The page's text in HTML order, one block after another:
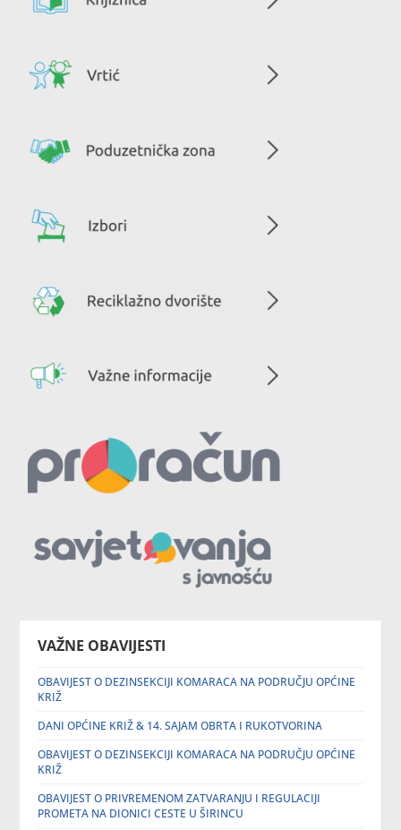
VAŽNE OBAVIJESTI
OBAVIJEST O DEZINSEKCIJI KOMARACA NA PODRUČJU OPĆINE
KRIŽ
DANI OPĆINE KRIŽ & 14. SAJAM OBRTA I RUKOTVORINA
OBAVIJEST O DEZINSEKCIJI KOMARACA NA PODRUČJU OPĆINE
KRIŽ
OBAVIJEST O PRIVREMENOM ZATVARANJU I REGULACIJI
PROMETA NA DIONICI CESTE U ŠIRINCU